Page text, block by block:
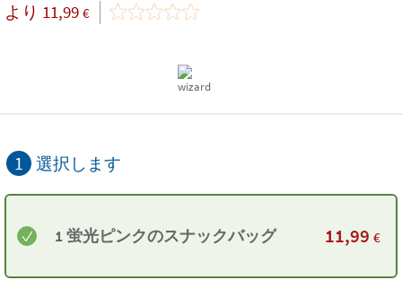
より 11,99 €
1 選択します
1 蛍光ピンクのスナックバッグ 11,99 €